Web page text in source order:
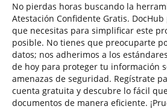
No pierdas horas buscando la
Atestación Confidente Gratis.
que necesitas para simplificar este
posible. No tienes que preocuparte
datos; nos adherimos a los
de hoy para proteger tu información
amenazas de seguridad. Regístrate
cuenta gratuita y descubre lo fácil
documentos de manera eficiente.